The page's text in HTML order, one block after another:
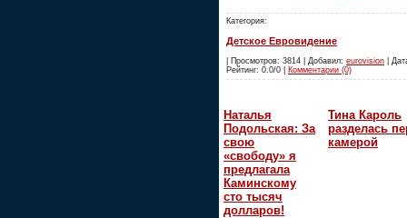
Категория:
Детское Евровидение
| Просмотров: 3814 | Добавил: eurovision |
Рейтинг: 0.0/0 | Комментарии (0)
Наталья
Подольская: За
свою
«свободу» я
предлагала
Каминскому
сто тысяч
долларов!
Тина Кароль
разделась
камерой